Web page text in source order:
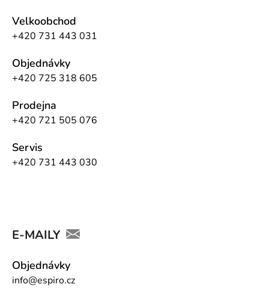
Velkoobchod
+420 731 443 031
Objednávky
+420 725 318 605
Prodejna
+420 721 505 076
Servis
+420 731 443 030
E-MAILY
Objednávky
info@espiro.cz